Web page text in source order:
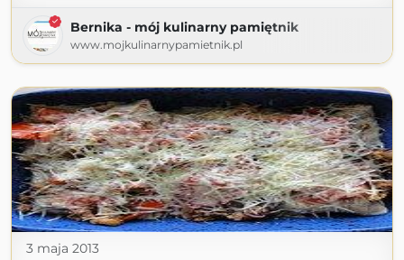
Bernika - mój kulinarny pamiętnik
www.mojkulinarnypamietnik.pl
3 maja 2013